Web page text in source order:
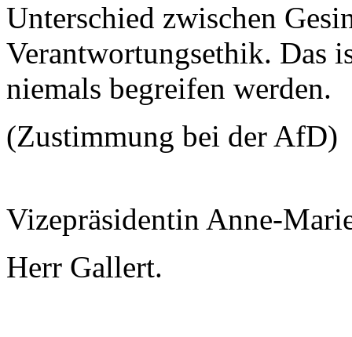
Unterschied zwischen
Verantwortungsethik. Das
niemals begreifen werden.
(Zustimmung bei der AfD)
Vizepräsidentin Anne-
Herr Gallert.